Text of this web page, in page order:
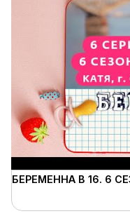
БЕРЕМЕННА В 16. 6